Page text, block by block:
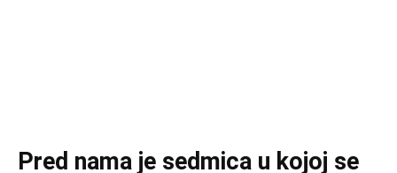
Pred nama je sedmica u kojoj se